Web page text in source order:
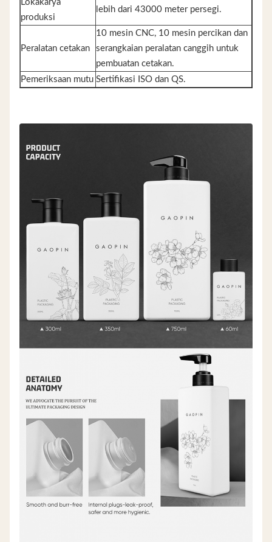
Lokakarya
produksi
lebih dari 43000 meter persegi.
Peralatan cetakan
10 mesin CNC, 10 mesin percikan dan
serangkaian peralatan canggih untuk
pembuatan cetakan.
Pemeriksaan mutu Sertifikasi ISO dan QS.